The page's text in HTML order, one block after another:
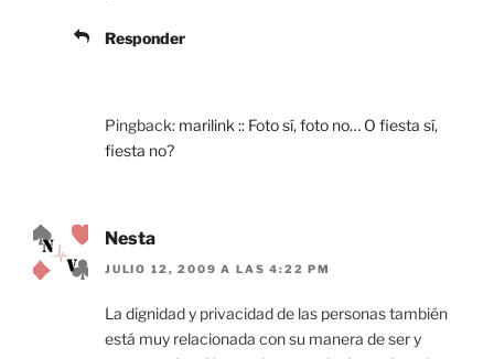
Responder
Pingback: marilink :: Foto sí, foto no… O fiesta sí,
fiesta no?
Nesta
JULIO 12, 2009 A LAS 4:22 PM
La dignidad y privacidad de las personas también
está muy relacionada con su manera de ser y